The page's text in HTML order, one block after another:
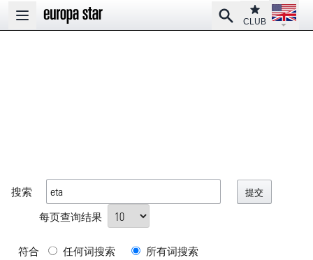
Open main menu
SearchClub
CLUB
Open
搜索
每页查询结果
符合 任何词搜索 所有词搜索